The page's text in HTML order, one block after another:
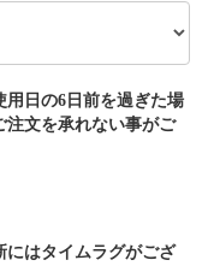
用日の6日前を過ぎた場
注文を承れない事がご
にはタイムラグがござ